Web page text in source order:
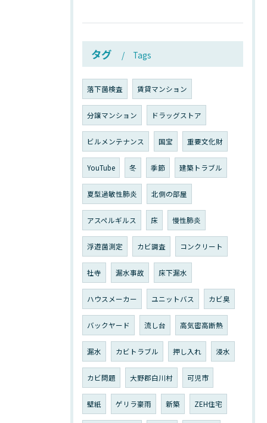
タグ Tags
落下菌検査 賃貸マンション
分譲マンション ドラッグストア
ビルメンテナンス 国宝 重要文化財
YouTube 冬 季節 建築トラブル
夏型過敏性肺炎 北側の部屋
アスペルギルス 床 慢性肺炎
浮遊菌測定 カビ調査 コンクリート
社寺 漏水事故 床下漏水
ハウスメーカー ユニットバス カビ臭
バックヤード 流し台 高気密高断熱
漏水 カビトラブル 押し入れ 浸水
カビ問題 大野郡白川村 可児市
壁紙 ゲリラ豪雨 新築 ZEH住宅